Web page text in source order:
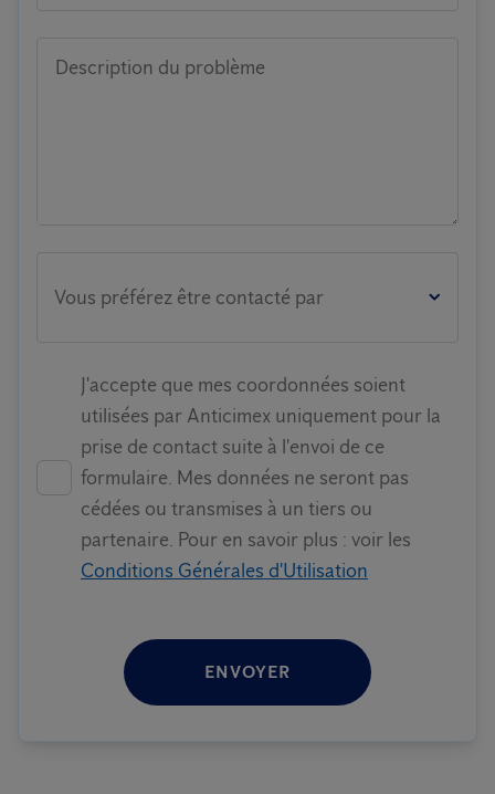
Description du problème
Vous préférez être contacté par
J'accepte que mes coordonnées soient
utilisées par Anticimex uniquement pour la
prise de contact suite à l'envoi de ce
formulaire. Mes données ne seront pas
cédées ou transmises à un tiers ou
partenaire. Pour en savoir plus : voir les
Conditions Générales d'Utilisation
ENVOYER